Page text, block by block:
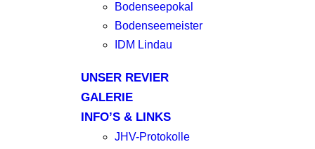
Bodenseepokal
Bodenseemeister
IDM Lindau
UNSER REVIER
GALERIE
INFO’S & LINKS
JHV-Protokolle